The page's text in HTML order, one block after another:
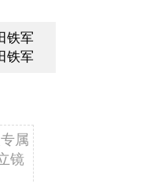
铁军
铁军
属
镜